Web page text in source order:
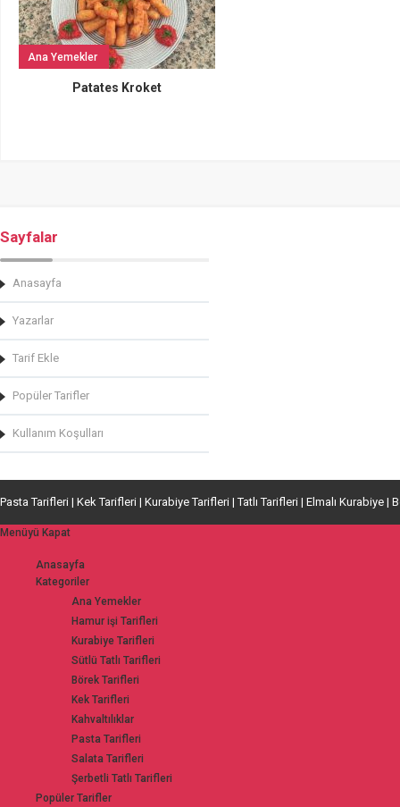
Ana Yemekler
Patates Kroket
Sayfalar
Anasayfa
Yazarlar
Tarif Ekle
Popüler Tarifler
Kullanım Koşulları
Pasta Tarifleri | Kek Tarifleri | Kurabiye Tarifleri | Tatlı Tarifleri | Elmalı Kurabiye |
Menüyü Kapat
Anasayfa
Kategoriler
Ana Yemekler
Hamur işi Tarifleri
Kurabiye Tarifleri
Sütlü Tatlı Tarifleri
Börek Tarifleri
Kek Tarifleri
Kahvaltılıklar
Pasta Tarifleri
Salata Tarifleri
Şerbetli Tatlı Tarifleri
Popüler Tarifler